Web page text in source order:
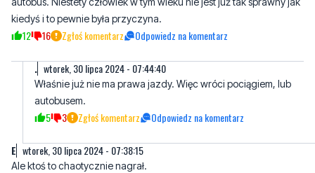
Elo wtorek, 30 lipca 2024 - 07:30:42
W wieku 75 lat trzeba powoli myśleć o zmianie samochodu na
kiedyś i to pewnie była przyczyna.
16 Zgłoś komentarz Odpowiedz na komentarz
. wtorek, 30 lipca 2024 - 07:44:40
autobusem.
5 3 Zgłoś komentarz